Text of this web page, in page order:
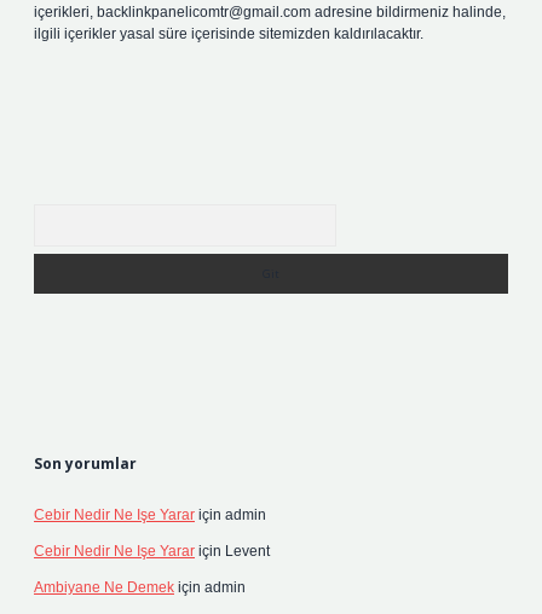
içerikleri, backlinkpanelicomtr@gmail.com adresine bildirmeniz halinde,
ilgili içerikler yasal süre içerisinde sitemizden kaldırılacaktır.
Son yorumlar
Cebir Nedir Ne Işe Yarar için admin
Cebir Nedir Ne Işe Yarar için Levent
Ambiyane Ne Demek için admin